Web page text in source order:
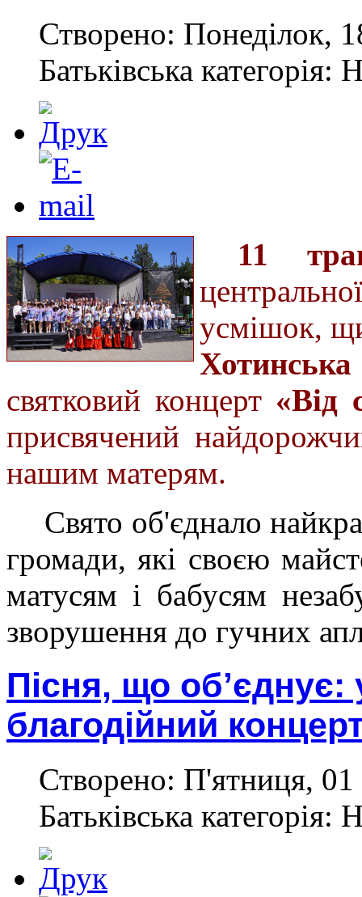
Створено: Понеділок,
Батьківська категорія:
11
усмішок,
святковий концерт «Від
присвячений
нашим матерям.
Свято об'єднало
громади, які своєю
матусям і бабусям
зворушення до гучних
Пісня, що об’єднує:
благодійний
Створено: П'ятниця,
Батьківська категорія: